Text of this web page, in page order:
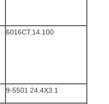
6016CT.14.100
9-5501 24.4X3.1